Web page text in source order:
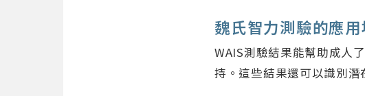
魏氏智力測驗的應用
WAIS測驗結果能幫助成人
持。這些結果還可以識別